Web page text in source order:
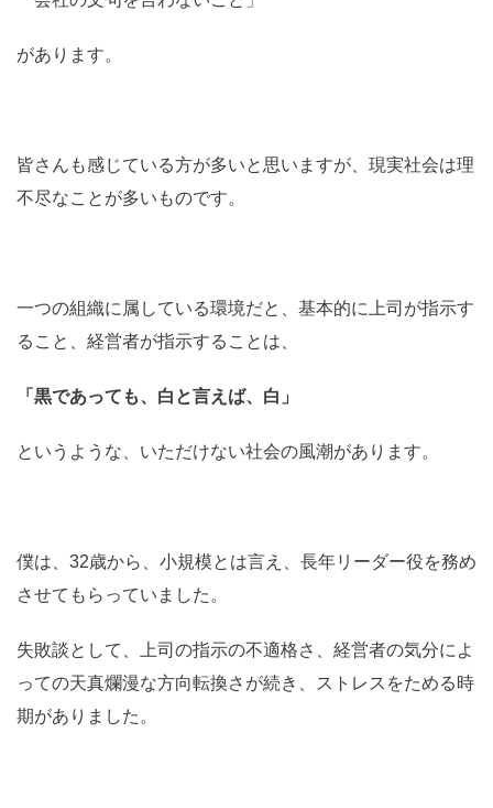
があります。
皆さんも感じている方が多いと思いますが、現実社会は理
不尽なことが多いものです。
一つの組織に属している環境だと、基本的に上司が指示す
ること、経営者が指示することは、
「黒であっても、白と言えば、白」
というような、いただけない社会の風潮があります。
僕は、32歳から、小規模とは言え、長年リーダー役を務め
させてもらっていました。
失敗談として、上司の指示の不適格さ、経営者の気分によ
っての天真爛漫な方向転換さが続き、ストレスをためる時
期がありました。